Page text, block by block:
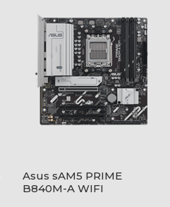
Asus sAM5 PRIME
B840M-A WIFI